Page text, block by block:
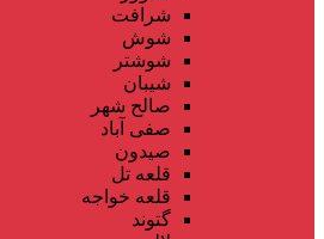
شرافت
شوش
شوشتر
شیبان
صالح شهر
صفی آباد
صیدون
قلعه تل
قلعه خواجه
گتوند